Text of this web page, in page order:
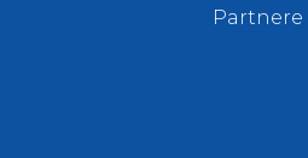
Partnere